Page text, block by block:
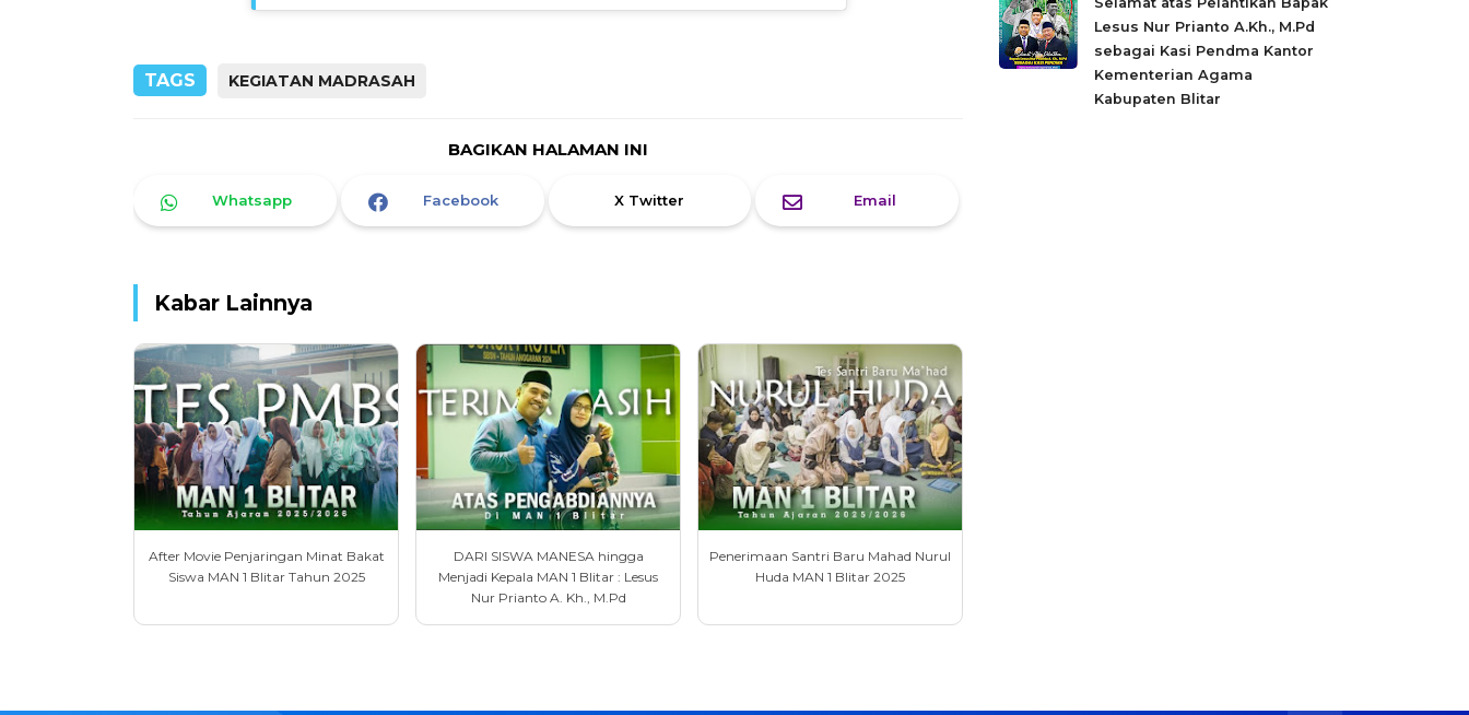
TAGS KEGIATAN MADRASAH
BAGIKAN HALAMAN INI
Whatsapp Facebook X Twitter Email
Kabar Lainnya
After Movie Penjaringan Minat Bakat
Siswa MAN 1 Blitar Tahun 2025
DARI SISWA MANESA hingga
Menjadi Kepala MAN 1 Blitar : Lesus
Nur Prianto A. Kh., M.Pd
Penerimaan Santri Baru Mahad Nurul
Huda MAN 1 Blitar 2025
Lesus Nur Prianto A.Kh., M.Pd
sebagai Kasi Pendma Kantor
Kementerian Agama
Kabupaten Blitar